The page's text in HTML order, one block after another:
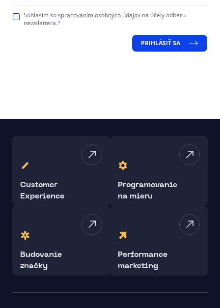
Súhlasím sospracovaním osobných údajov na účely odberu
newslettera.*
PRIHLÁSIŤ SA
Customer
Experience
Programovanie
na mieru
Budovanie
značky
Performance
marketing